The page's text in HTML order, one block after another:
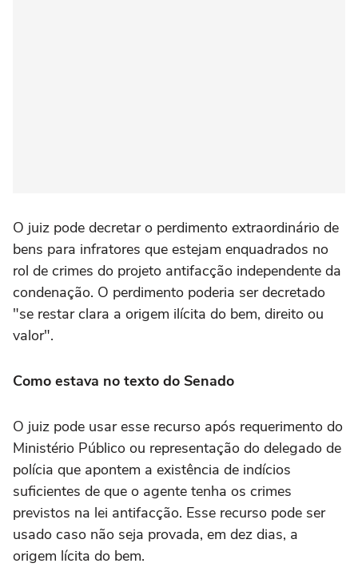
O juiz pode decretar o perdimento extraordinário de
bens para infratores que estejam enquadrados no
rol de crimes do projeto antifacção independente da
condenação. O perdimento poderia ser decretado
"se restar clara a origem ilícita do bem, direito ou
valor".
Como estava no texto do Senado
O juiz pode usar esse recurso após requerimento do
Ministério Público ou representação do delegado de
polícia que apontem a existência de indícios
suficientes de que o agente tenha os crimes
previstos na lei antifacção. Esse recurso pode ser
usado caso não seja provada, em dez dias, a
origem lícita do bem.